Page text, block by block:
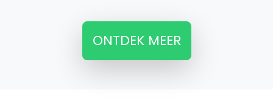
ONTDEK MEER